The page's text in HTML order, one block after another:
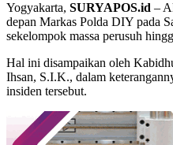
Yogyakarta, SURYAPOS.id –
depan Markas Polda DIY pada
sekelompok massa perusuh
Hal ini disampaikan oleh
Ihsan, S.I.K., dalam
insiden tersebut.